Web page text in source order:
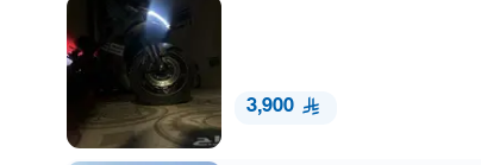
3,900